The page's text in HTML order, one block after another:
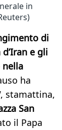
in
di
e gli
nella
ha
stamattina,
San
il Papa